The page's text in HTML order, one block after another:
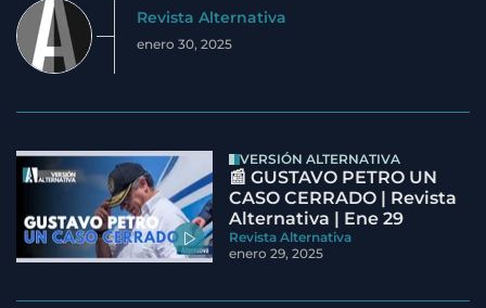
Revista Alternativa
enero 30, 2025
VERSIÓN ALTERNATIVA
📰 GUSTAVO PETRO UN
CASO CERRADO | Revista
Alternativa | Ene 29
Revista Alternativa
enero 29, 2025